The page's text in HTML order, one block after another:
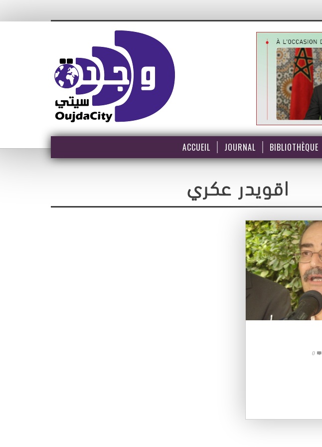
ACCUEIL JOURNAL BIBLIOTHÈQUE
اقويدر عكري
0